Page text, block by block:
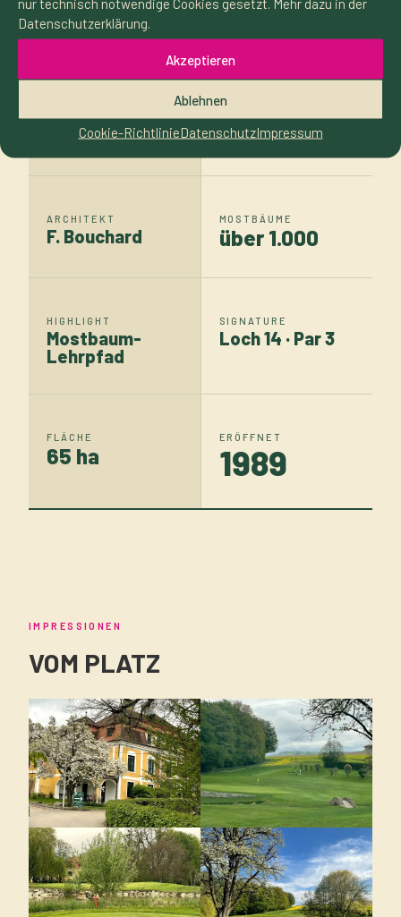
Datenschutzerklärung.
Akzeptieren
Ablehnen
Cookie-RichtlinieDatenschutzImpressum
18
PAR
72
ARCHITEKT
F. Bouchard
MOSTBÄUME
über 1.000
HIGHLIGHT
Mostbaum-
Lehrpfad
SIGNATURE
Loch 14 · Par 3
FLÄCHE
65 ha
ERÖFFNET
1989
IMPRESSIONEN
VOM PLATZ